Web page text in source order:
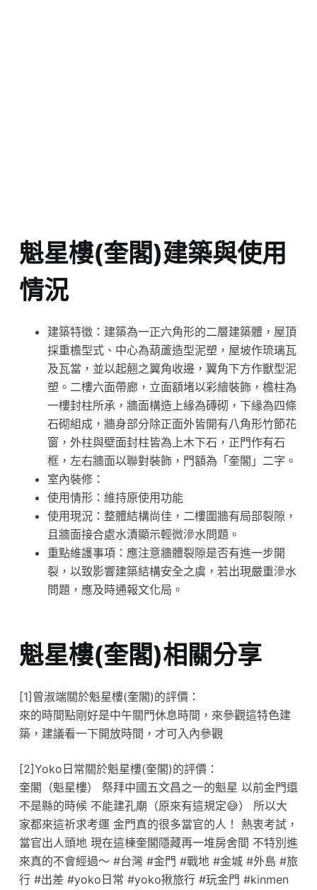
魁星樓(奎閣)建築與使用
情況
建築特徵：建築為一正六角形的二層建築體，屋頂
採重檐型式、中心為葫蘆造型泥塑，屋坡作琉璃瓦
及瓦當，並以起翹之翼角收邊，翼角下方作獸型泥
塑。二樓六面帶廊，立面額堵以彩繪裝飾，檐柱為
一樓封柱所承，牆面構造上緣為磚砌，下緣為四條
石砌組成，牆身部分除正面外皆開有八角形竹節花
窗，外柱與壁面封柱皆為上木下石，正門作有石
框，左右牆面以聯對裝飾，門額為「奎閣」二字。
室內裝修：
使用情形：維持原使用功能
使用現況：整體結構尚佳，二樓圍牆有局部裂隙，
且牆面接合處水漬顯示輕微滲水問題。
重點維護事項：應注意牆體裂隙是否有進一步開
裂，以致影響建築結構安全之虞，若出現嚴重滲水
問題，應及時通報文化局。
魁星樓(奎閣)相關分享
[1]曾淑端關於魁星樓(奎閣)的評價：
來的時間點剛好是中午關門休息時間，來參觀這特色建
築，建議看一下開放時間，才可入內參觀
[2]Yoko日常關於魁星樓(奎閣)的評價：
奎閣（魁星樓） 祭拜中國五文昌之一的魁星 以前金門還
不是縣的時候 不能建孔廟（原來有這規定😅） 所以大
家都來這祈求考運 金門真的很多當官的人！ 熱衷考試，
當官出人頭地 現在這棟奎閣隱藏再一堆房舍間 不特別進
來真的不會經過～ #台灣 #金門 #戰地 #金城 #外島 #旅
行 #出差 #yoko日常 #yoko揪旅行 #玩金門 #kinmen